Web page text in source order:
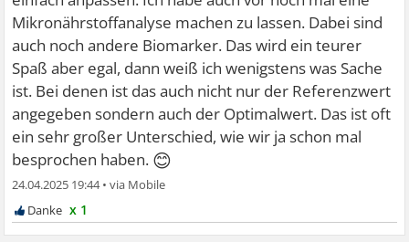
Mikronährstoffanalyse machen zu lassen. Dabei sind
auch noch andere Biomarker. Das wird ein teurer
Spaß aber egal, dann weiß ich wenigstens was Sache
ist. Bei denen ist das auch nicht nur der Referenzwert
angegeben sondern auch der Optimalwert. Das ist oft
ein sehr großer Unterschied, wie wir ja schon mal
besprochen haben. 😊
24.04.2025 19:44•
x 1